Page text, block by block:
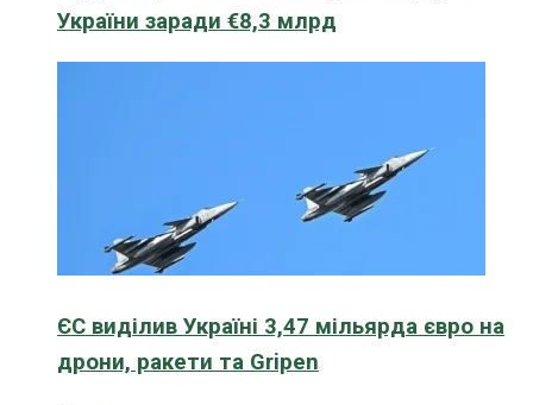
України заради €8,3 млрд
ЄС виділив Україні 3,47 мільярда євро на
дрони, ракети та Gripen